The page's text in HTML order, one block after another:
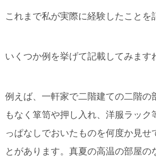
これまで私が実際に経験したことを
いくつか例を挙げて記載してみます
例えば、一軒家で二階建ての二階の
もなく箪笥や押し入れ、洋服ラック
っぱなしでおいたものを何度か見せ
とがあります。真夏の高温の部屋の